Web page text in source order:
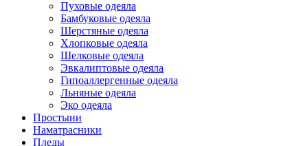
Пуховые одеяла
Бамбуковые одеяла
Шерстяные одеяла
Хлопковые одеяла
Шелковые одеяла
Эвкалиптовые одеяла
Гипоаллергенные одеяла
Льняные одеяла
Эко одеяла
Простыни
Наматрасники
Пледы